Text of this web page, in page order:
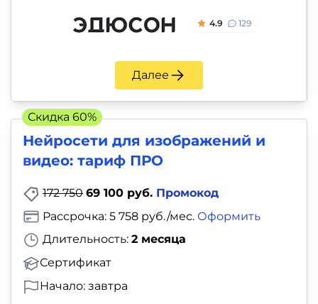
4.9 129
Далее
Нейросети для изображений и
видео: тариф ПРО
172 750 69 100 руб. Промокод
Длительность: 2 месяца
Сертификат
Рассрочка: 5 758 руб./мес. Оформить
Начало: завтра
Скидка 60%